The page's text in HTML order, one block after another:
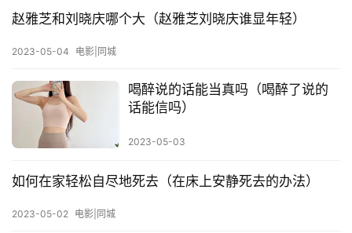
|
手
电
同
美
登录 注册
投稿
赵雅芝和刘晓庆哪个大（赵雅芝刘晓庆谁显年轻）
2023-05-04 电影|同城
喝醉说的话能当真吗（喝醉了说的
话能信吗）
2023-05-03
如何在家轻松自尽地死去（在床上安静死去的办法）
2023-05-02 电影|同城